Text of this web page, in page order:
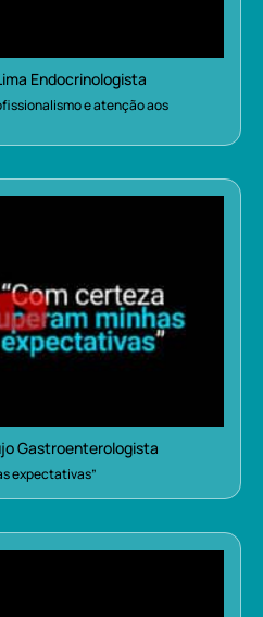
Endocrinologista
e atenção aos
Gastroenterologista
expectativas”